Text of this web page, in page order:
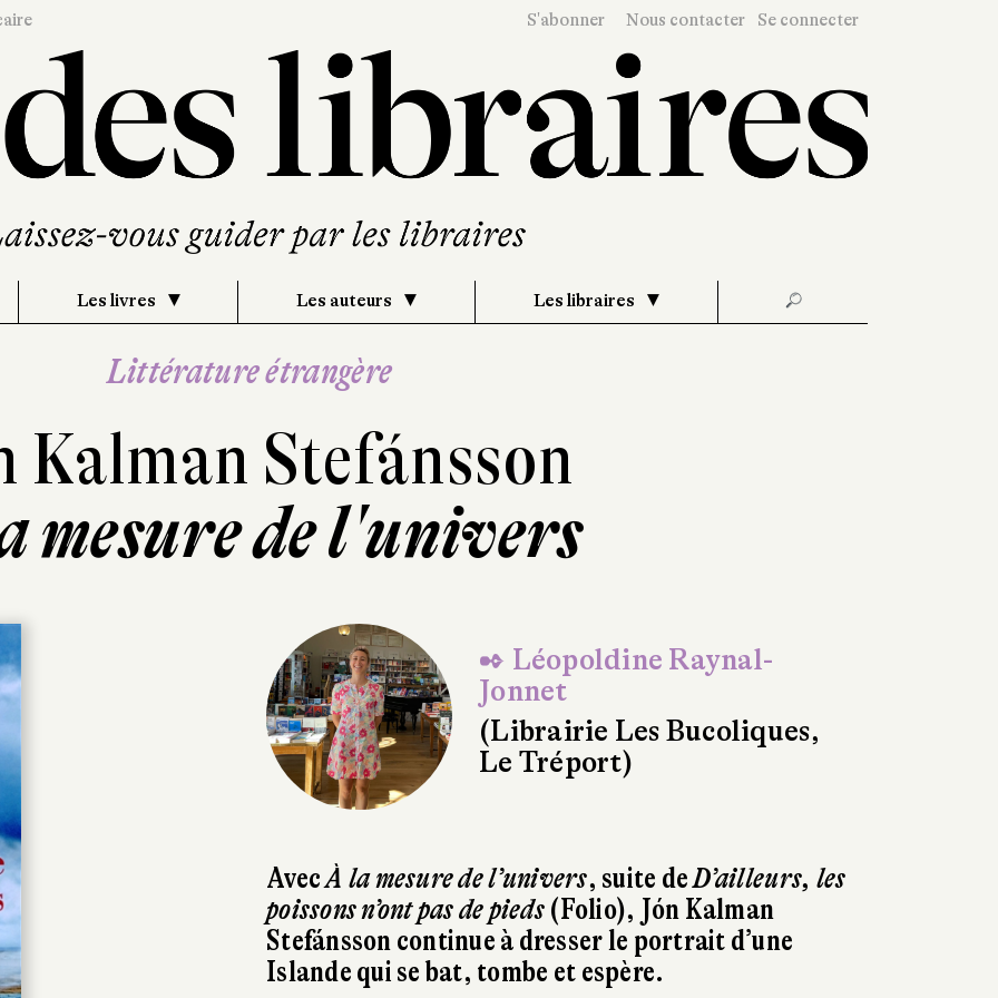
S'abonner Nous contacter Se connecter
Les livres Les auteurs Les libraires 🔎
Littérature étrangère
Kalman Stefánsson
mesure de l'univers
✒ Léopoldine Raynal-
Jonnet
(Librairie Les Bucoliques,
Le Tréport)
AvecÀ la mesure de l’univers, suite deD’ailleurs, les
poissons n’ont pas de pieds (Folio), Jón Kalman
Stefánsson continue à dresser le portrait d’une
Islande qui se bat, tombe et espère.